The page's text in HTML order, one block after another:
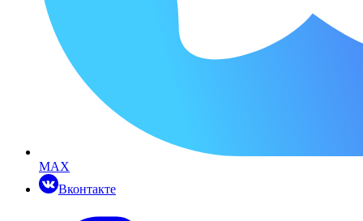
MAX
Вконтакте